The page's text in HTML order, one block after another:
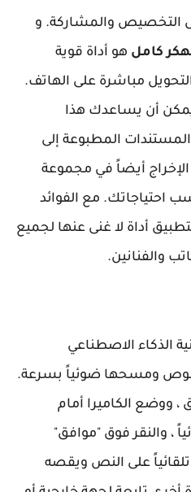
التخصيص والمشاركة. و
هو أداة قوية
مباشرة على الهاتف.
أن يساعدك هذا
المطبوعة إلى
الإخراج أيضاً في مجموعة
احتياجاتك. مع الفوائد
أداة لا غنى عنها لجميع
والفنانين.
الذكاء الاصطناعي
ومسحها ضوئياً بسرعة.
، ووضع الكاميرا أمام
، والنقر فوق "موافق"
على النص ويقصه